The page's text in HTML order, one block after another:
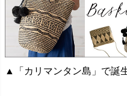
▲「カリマンタン島」で誕